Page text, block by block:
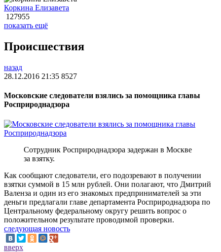
Коркина Елизавета
127955
показать ещё
Происшествия
назад
28.12.2016 21:35 8527
Московские следователи взялись за помощника главы
Росприроднадзора
Сотрудник Росприроднадзора задержан в Москве
за взятку.
Как сообщают следователи, его подозревают в получении
взятки суммой в 15 млн рублей. Они полагают, что Дмитрий
Валенза и один из его знакомых предпринимателей за эти
деньги предлагали главе департамента Росприроднадзора по
Центральному федеральному округу решить вопрос о
положительном результате проводимой проверки.
следующая новость
вверх